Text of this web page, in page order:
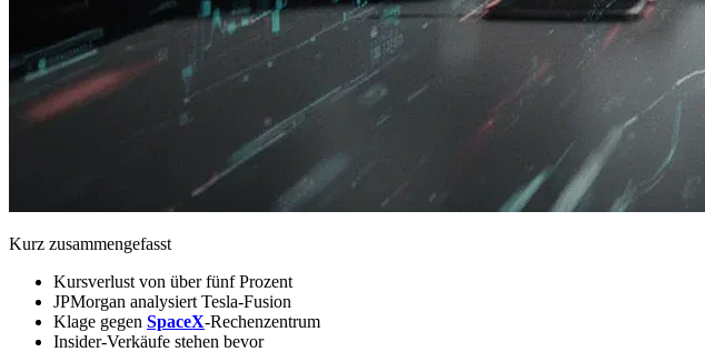
Kurz zusammengefasst
Kursverlust von über fünf Prozent
JPMorgan analysiert Tesla-Fusion
Klage gegen SpaceX-Rechenzentrum
Insider-Verkäufe stehen bevor